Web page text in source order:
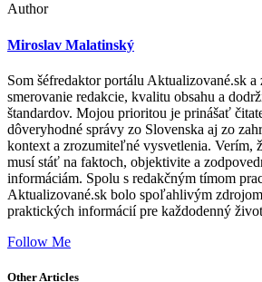
Author
Miroslav Malatinský
Som šéfredaktor portálu Aktualizované.sk a
smerovanie redakcie, kvalitu obsahu a
štandardov. Mojou prioritou je prinášať
dôveryhodné správy zo Slovenska aj zo
kontext a zrozumiteľné vysvetlenia. Verím,
musí stáť na faktoch, objektivite a
informáciám. Spolu s redakčným tímom
Aktualizované.sk bolo spoľahlivým
praktických informácií pre každodenný
Follow Me
Other Articles